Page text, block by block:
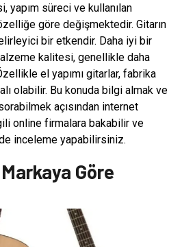
yapım süreci ve kullanılan
göre değişmektedir. Gitarın
bir etkendir. Daha iyi bir
kalitesi, genellikle daha
el yapımı gitarlar, fabrika
olabilir. Bu konuda bilgi almak ve
açısından internet
online firmalara bakabilir ve
inceleme yapabilirsiniz.
Göre